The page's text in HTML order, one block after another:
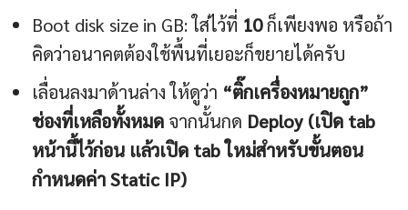
Boot disk size in GB: ใส่ไว้ที่ 10ก็เพียงพอ หรือถ้า
คิดว่าอนาคตต้องใช้พื้นที่เยอะก็ขยายได้ครับ
เลื่อนลงมาด้านล่าง ให้ดูว่า “ติ๊กเครื่องหมายถูก”
ช่องที่เหลือทั้งหมด จากนั้นกด Deploy (เปิด tab
หน้านี้ไว้ก่อน แล้วเปิด tab ใหม่สำหรับขั้นตอน
กำหนดค่า Static IP)